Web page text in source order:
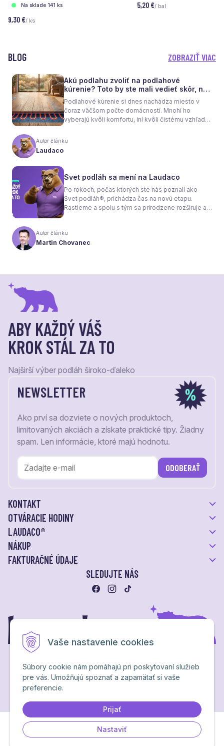
Vaše nastavenie cookies
Súbory cookie nám pomáhajú pri poskytovaní služieb
pre vás. Umožňujú spoznať a zapamätať si vaše
preferencie.
Prijať
Nastaviť
Na sklade 141 ks
9,30 €/ ks
5,20 €/ bal
BLOG ZOBRAZIŤ VIAC
Akú podlahu zvoliť na podlahové
kúrenie? Toto by ste mali vedieť skôr, než
sa rozhodnete
Podlahové kúrenie si dnes nachádza miesto v
čoraz väčšom počte domácností. Mnohí ho
vyberajú kvôli komfortu, iní kvôli čistému vzhľadu
nielen na pocit tepla v miestnosti, ale aj na
spotrebu energie a celkové fungovanie kúrenia.
Autor článku
Laudaco
Svet podláh sa mení na Laudaco
Po rokoch, počas ktorých ste nás poznali ako
Svet podláh®, prichádza čas na novú etapu.
Rastieme a spolu s tým sa prirodzene rozširuje aj
vizuálnou identitou. Naším cieľom je, aby každý
váš krok stál za to.
Autor článku
Martin Chovanec
ABY KAŽDÝ VÁŠ
KROK STÁL ZA TO
Najširší výber podláh široko-ďaleko
NEWSLETTER
Ako prví sa dozviete o nových produktoch,
limitovaných akciách a získate praktické tipy. Žiadny
spam. Len informácie, ktoré majú hodnotu.
ODOBERAŤ
KONTAKT
OTVÁRACIE HODINY
LAUDACO®
NÁKUP
FAKTURAČNÉ ÚDAJE
SLEDUJTE NÁS
Ochrana osobných údajov
NextShop&